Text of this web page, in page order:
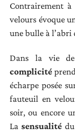
Contrairement à
velours évoque
une bulle à l’abri
Dans la vie
complicité
écharpe posée
fauteuil en
soir, ou encore
Lasensualité